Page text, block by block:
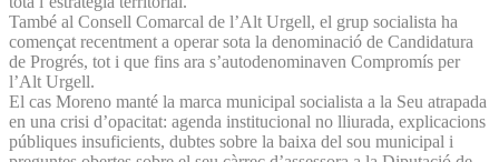
També al Consell Comarcal de l’Alt Urgell, el grup socialista ha
començat recentment a operar sota la denominació de Candidatura
de Progrés, tot i que fins ara s’autodenominaven Compromís per
l’Alt Urgell.
El cas Moreno manté la marca municipal socialista a la Seu atrapada
en una crisi d’opacitat: agenda institucional no lliurada, explicacions
públiques insuficients, dubtes sobre la baixa del sou municipal i